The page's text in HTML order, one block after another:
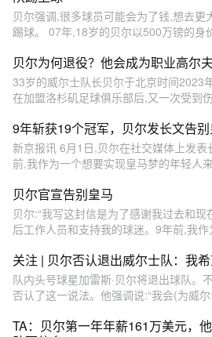
贝尔强调,很多球员可能会为了钱,想去更
踢球。 07年,18岁的贝尔以500万镑的身
贝尔为何退役？他会成为职业高尔
33岁的威尔士队长贝尔于北京时间2023
在加盟洛杉矶足球俱乐部后,又一次受到
9年斩获19个冠军，贝尔发长文告
新京报讯 6月1日,贝尔在社交媒体上发表
前,我作为一个想要实现皇马梦的年轻人
贝尔官宣告别皇马
贝尔:“我写这封信是为了感谢我过去和
后工作人员和支持我的球迷。9年前,我
关注 | 贝尔否认退出威尔士队：我
队内头号球星加雷斯·贝尔将退出球队。
否认了这一说法。他强调说:“我会(为威
TA：贝尔第一年年薪161万美元，